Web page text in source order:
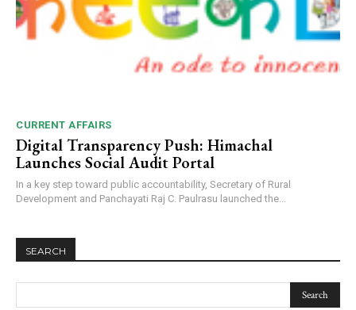
CURRENT AFFAIRS
Digital Transparency Push: Himachal
Launches Social Audit Portal
In a key step toward public accountability, Secretary of Rural
Development and Panchayati Raj C. Paulrasu launched the...
SEARCH